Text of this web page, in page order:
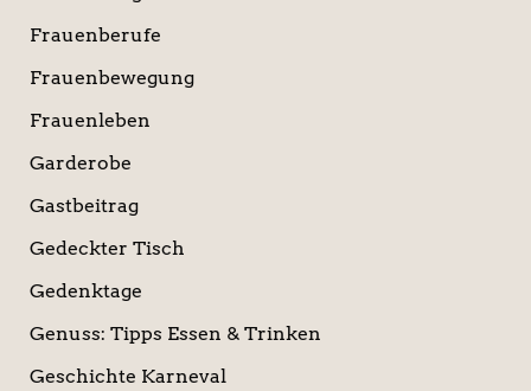
Frauenberufe
Frauenbewegung
Frauenleben
Garderobe
Gastbeitrag
Gedeckter Tisch
Gedenktage
Genuss: Tipps Essen & Trinken
Geschichte Karneval